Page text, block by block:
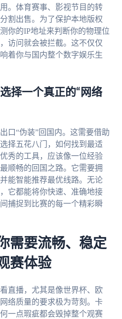
。体育赛事、影视节目的转
割出售。为了保护本地版权
你的IP地址来判断你的物理位
访问就会被拦截。这不仅仅
着你与国内整个数字娱乐生
择一个真正的“网络
口“伪装”回国内。这需要借助
择五花八门，如何找到最适
秀的工具，应该像一位经验
顺畅的回国之路。它需要拥
能智能推荐最优线路。无论
它都能将你快速、准确地接
捕捉到比赛的每一个精彩瞬
需要流畅、稳定
赛体验
直播，尤其是像世界杯、欧
络质量的要求极为苛刻。卡
一点瑕疵都会毁掉整个观赛